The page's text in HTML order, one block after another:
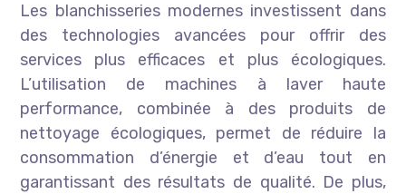
Les blanchisseries modernes investissent dans
des technologies avancées pour offrir des
services plus efficaces et plus écologiques.
L’utilisation de machines à laver haute
performance, combinée à des produits de
nettoyage écologiques, permet de réduire la
consommation d’énergie et d’eau tout en
garantissant des résultats de qualité. De plus,